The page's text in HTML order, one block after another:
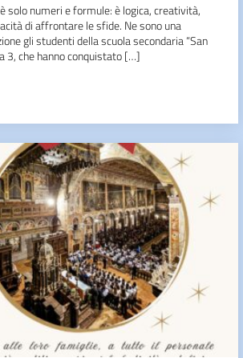
solo numeri e formule: è logica, creatività,
di affrontare le sfide. Ne sono una
gli studenti della scuola secondaria “San
3, che hanno conquistato […]